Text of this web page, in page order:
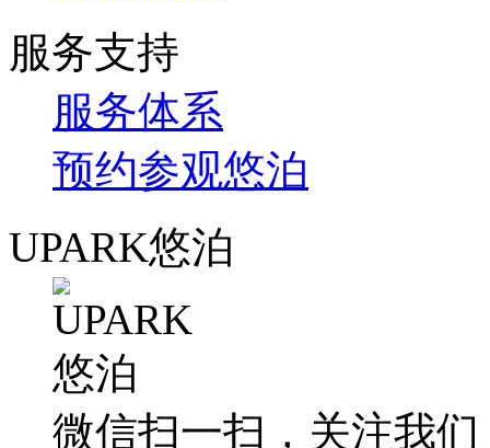
服务支持
服务体系
预约参观悠泊
UPARK悠泊
微信扫一扫，关注我们